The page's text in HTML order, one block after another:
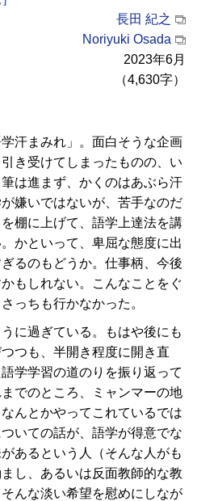
長田 紀之
Noriyuki Osada
2023年6月
（4,630字）
汗まみれ」。面白そうな企画
き受けてしまったものの、い
は進まず、かくのはあぶら汗
嫌いではないが、苦手なのだ
棚に上げて、語学上達法を講
かといって、卑屈な態度に出
るのもどうか。仕事柄、今後
もしれない。こんなことをぐ
っちも行かなかった。
に過ぎている。もはや後にも
つも、半開き程度に開き直
学学習の道のりを振り返って
でのところ、ミャンマーの地
んとかやってこれているでは
いての話が、語学が得意でな
あるという人（そんな人がも
し、あるいは反面教師的な教
んな淡い希望を慰めにしなが